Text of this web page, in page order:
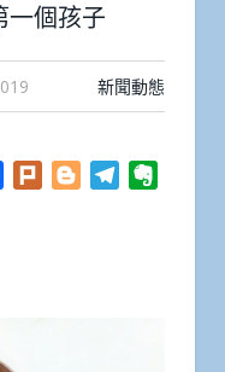
一個孩子
新聞動態
Facebook
Plurk BloggerTelegram